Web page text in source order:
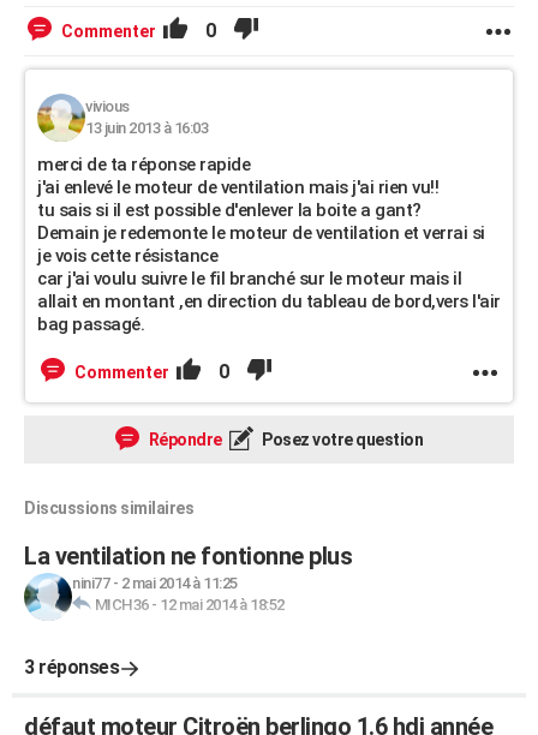
Commenter 0
vivious
13 juin 2013 à 16:03
merci de ta réponse rapide
j'ai enlevé le moteur de ventilation mais j'ai rien vu!!
tu sais si il est possible d'enlever la boite a gant?
Demain je redemonte le moteur de ventilation et verrai si
je vois cette résistance
car j'ai voulu suivre le fil branché sur le moteur mais il
allait en montant ,en direction du tableau de bord,vers l'air
bag passagé.
Commenter 0
Répondre Posez votre question
Discussions similaires
La ventilation ne fontionne plus
nini77- 2 mai 2014 à 11:25
MICH36- 12 mai 2014 à 18:52
3 réponses
défaut moteur Citroën berlingo 1.6 hdi année